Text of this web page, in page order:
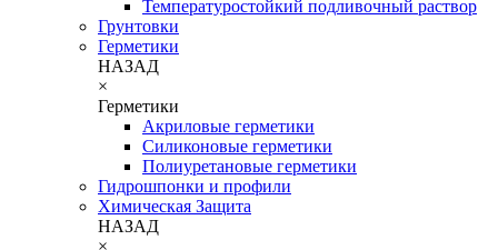
Температуростойкий подливочный раствор
Грунтовки
Герметики
НАЗАД
×
Герметики
Акриловые герметики
Силиконовые герметики
Полиуретановые герметики
Гидрошпонки и профили
Химическая Защита
НАЗАД
×